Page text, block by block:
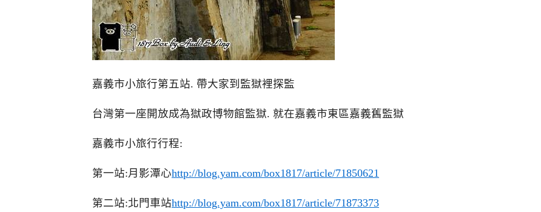
嘉義市小旅行第五站. 帶大家到監獄裡探監
台灣第一座開放成為獄政博物館監獄. 就在嘉義市東區嘉義舊監獄
嘉義市小旅行行程:
第一站:月影潭心http://blog.yam.com/box1817/article/71850621
第二站:北門車站http://blog.yam.com/box1817/article/71873373